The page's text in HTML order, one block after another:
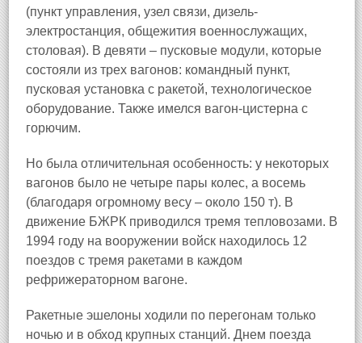
(пункт управления, узел связи, дизель-
электростанция, общежития военнослужащих,
столовая). В девяти – пусковые модули, которые
состояли из трех вагонов: командный пункт,
пусковая установка с ракетой, технологическое
оборудование. Также имелся вагон-цистерна с
горючим.
Но была отличительная особенность: у некоторых
вагонов было не четыре пары колес, а восемь
(благодаря огромному весу – около 150 т). В
движение БЖРК приводился тремя тепловозами. В
1994 году на вооружении войск находилось 12
поездов с тремя ракетами в каждом
рефрижераторном вагоне.
Ракетные эшелоны ходили по перегонам только
ночью и в обход крупных станций. Днем поезда